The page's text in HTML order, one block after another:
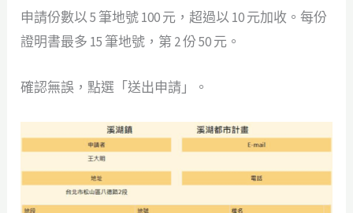
申請份數以 5 筆地號 100 元，超過以 10 元加收。每份
證明書最多 15 筆地號，第 2 份 50 元。
確認無誤，點選「送出申請」。